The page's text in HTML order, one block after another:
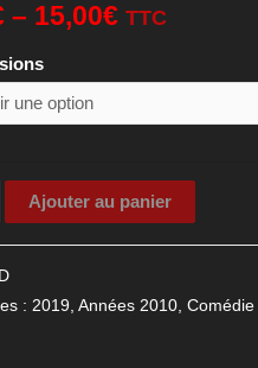
– 15,00€ TTC
Ajouter au panier
: 2019, Années 2010, Comédie